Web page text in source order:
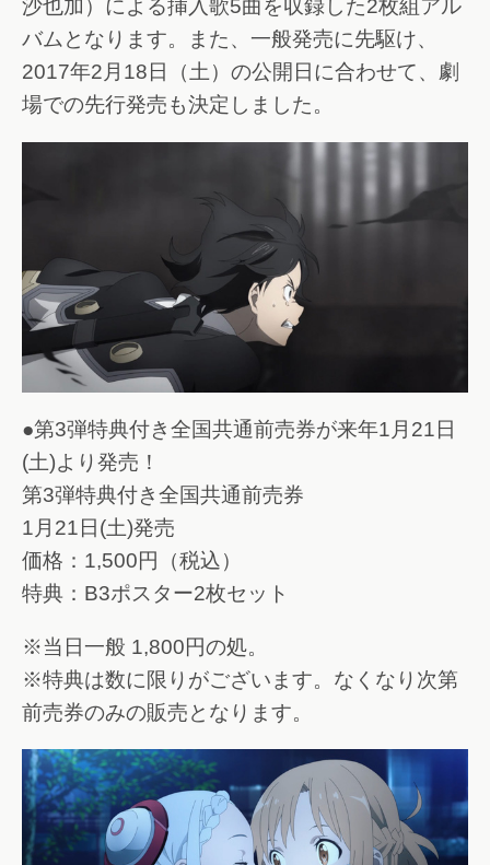
沙也加）による挿入歌5曲を収録した2枚組アル
バムとなります。また、一般発売に先駆け、
2017年2月18日（土）の公開日に合わせて、劇
場での先行発売も決定しました。
●第3弾特典付き全国共通前売券が来年1月21日
(土)より発売！
第3弾特典付き全国共通前売券
1月21日(土)発売
価格：1,500円（税込）
特典：B3ポスター2枚セット
※当日一般 1,800円の処。
※特典は数に限りがございます。なくなり次第
前売券のみの販売となります。